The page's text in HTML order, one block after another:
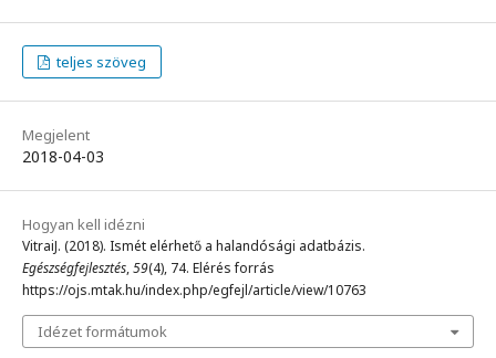
teljes szöveg
Megjelent
2018-04-03
Hogyan kell idézni
VitraiJ. (2018). Ismét elérhető a halandósági adatbázis.
Egészségfejlesztés,59(4), 74. Elérés forrás
https://ojs.mtak.hu/index.php/egfejl/article/view/10763
Idézet formátumok